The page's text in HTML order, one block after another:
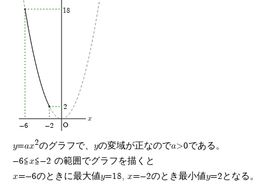
-6 -2
18
2
x
O
y=ax2のグラフで、yの変域が正なのでa>0である。
-6≦x≦-2 の範囲でグラフを描くと
x=-6のときに最大値y=18, x=-2のとき最小値y=2となる。